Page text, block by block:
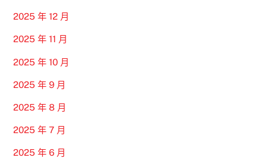
2025 年 12 月
2025 年 11 月
2025 年 10 月
2025 年 9 月
2025 年 8 月
2025 年 7 月
2025 年 6 月